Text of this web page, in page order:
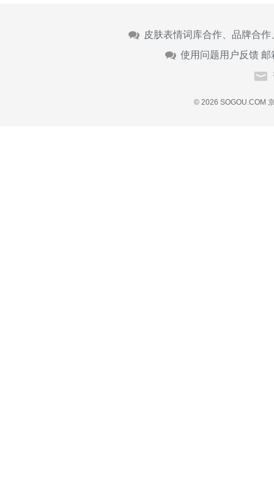
皮肤表情词库合作、品牌合
使用问题用户反馈 邮
© 2026 SOGOU.COM